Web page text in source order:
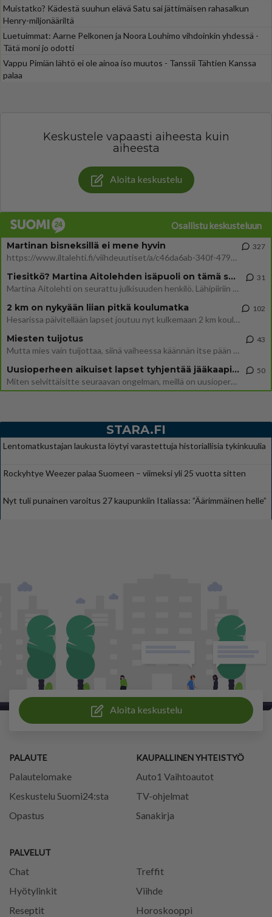
Muistatko? Kädestä suuhun elävä Satu sai jättimäisen rahasalkun
Henry-miljonääriltä
Luetuimmat: Aarne Pelkonen ja Noora Louhimo vihdoinkin yhdessä -
Tätä moni jo odotti
Vappu Pimiän lähtö ei ole ainoa iso muutos - Tanssii Tähtien Kanssa
palaa
Keskustele vapaasti aiheesta kuin
aiheesta
Aloita keskustelu
Osallistu keskusteluun
Martinan bisneksillä ei mene hyvin
https://www.iltalehti.fi/viihdeuutiset/a/c46da6ab-340f-4790-aaa7-0865eed2336 Yrityksen konkurssihakemus on tullut kärä
327
Tiesitkö? Martina Aitolehden isäpuoli on tämä suosittu laulaja
Martina Aitolehti on seurattu julkisuuden henkilö. Lähipiiriin mahtuu muitakin tunnettuja henkilöitä. Tiesitkö, että Ma
31
2 km on nykyään liian pitkä koulumatka
Hesarissa päivitellään lapset joutuu nyt kulkemaan 2 km kouluun jösses. Ruostefillarilla tuo matka menee vaikka miten äk
102
Miesten tuijotus
Mutta mies vain tuijottaa, siinä vaiheessa käännän itse pään pois. Mikä juttu? Yleensä jos joku tuijottaa tai katsoo, hä
43
Uusioperheen aikuiset lapset tyhjentää jääkaapin käydessään
Miten selvittäisitte seuraavan ongelman, meillä on uusioperhe, minulla teini-ikäiset lapset ja puolisolla aikuiset, jotk
50
STARA.FI
Lentomatkustajan laukusta löytyi varastettuja historiallisia tykinkuulia
Rockyhtye Weezer palaa Suomeen – viimeksi yli 25 vuotta sitten
Nyt tuli punainen varoitus 27 kaupunkiin Italiassa: ”Äärimmäinen helle”
Aloita keskustelu
PALAUTE
Palautelomake
Keskustelu Suomi24:sta
Opastus
PALVELUT
Chat
Treffit
Hyötylinkit
Viihde
Reseptit
Horoskooppi
KAUPALLINEN YHTEISTYÖ
Auto1 Vaihtoautot
TV-ohjelmat
Sanakirja